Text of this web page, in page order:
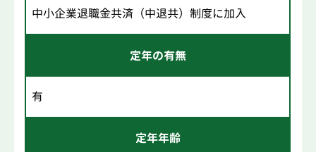
中小企業退職金共済（中退共）制度に加入
定年の有無
有
定年年齢